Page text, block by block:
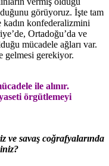
görüyoruz. İşte tam
kadın konfederalizmini
Ortadoğu’da ve
mücadele ağları var.
gelmesi gerekiyor.
ile alınır.
örgütlemeyi
ve savaş coğrafyalarında